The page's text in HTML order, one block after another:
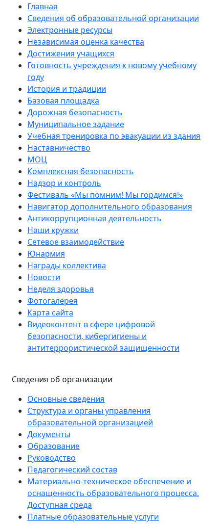
Главная
Сведения об образовательной организации
Электронные ресурсы
Независимая оценка качества
Достижения учащихся
Готовность учреждения к новому учебному
году
История и традиции
Базовая площадка
Дорожная безопасность
Муниципальное задание
Учебная тренировка по эвакуации из здания
Наставничество
МОЦ
Комплексная безопасность
Надзор и контроль
Фестиваль «Мы помним! Мы гордимся!»
Навигатор дополнительного образования
Антикоррупционная деятельность
Наши кружки
Сетевое взаимодействие
Юнармия
Награды коллектива
Новости
Неделя здоровья
Фотогалерея
Карта сайта
Видеоконтент в сфере цифровой
безопасности, кибергигиены и
антитеррористической защищенности
Сведения об организации
Основные сведения
Структура и органы управления
образовательной организацией
Документы
Образование
Руководство
Педагогический состав
Материально-техническое обеспечение и
оснащенность образовательного процесса.
Доступная среда
Платные образовательные услуги